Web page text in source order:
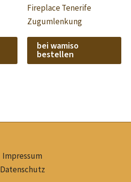
Fireplace Tenerife
Zugumlenkung
bei wamiso
bestellen
Impressum
Datenschutz